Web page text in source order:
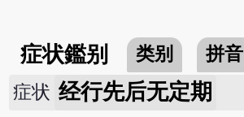
症状鑑别 类别 拼音
症状 经行先后无定期